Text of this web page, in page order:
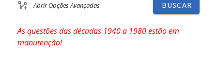
Abrir Opções Avançadas BUSCAR
As questões das décadas 1940 a 1980 estão em
manutenção!